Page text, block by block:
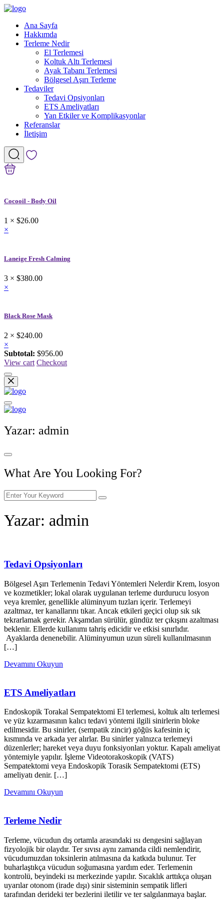
Ana Sayfa
Hakkımda
Terleme Nedir
El Terlemesi
Koltuk Altı Terlemesi
Ayak Tabanı Terlemesi
Bölgesel Aşırı Terleme
Tedaviler
Tedavi Opsiyonları
ETS Ameliyatları
Yan Etkiler ve Komplikasyonlar
Referanslar
İletişim
Cocooil - Body Oil
1 × $26.00
×
Laneige Fresh Calming
3 × $380.00
×
Black Rose Mask
2 × $240.00
×
Subtotal: $956.00
View cart Checkout
Yazar: admin
What Are You Looking For?
Yazar: admin
Tedavi Opsiyonları
Bölgesel Aşırı Terlemenin Tedavi Yöntemleri Nelerdir Krem, losyon
ve kozmetikler; lokal olarak uygulanan terleme durdurucu losyon
veya kremler, genellikle alüminyum tuzları içerir. Terlemeyi
azaltmaz, ter kanallarını tıkar. Ancak etkileri geçici olup sık sık
tekrarlamak gerekir. Akşamdan sürülür, gündüz ter çıkışını azaltması
beklenir. Ellerde kullanımı tahriş edicidir ve etkisi sınırlıdır.
Ayaklarda denenebilir. Alüminyumun uzun süreli kullanılmasının
[…]
Devamını Okuyun
ETS Ameliyatları
Endoskopik Torakal Sempatektomi El terlemesi, koltuk altı terlemesi
ve yüz kızarmasının kalıcı tedavi yöntemi ilgili sinirlerin bloke
edilmesidir. Bu sinirler, (sempatik zincir) göğüs kafesinin iç
kısmında ve arkada yer alırlar. Bu sinirler yalnızca terlemeyi
düzenlerler; hareket veya duyu fonksiyonları yoktur. Kapalı ameliyat
yöntemiyle yapılır. İşleme Videotorakoskopik (VATS)
Sempatektomi veya Endoskopik Torasik Sempatektomi (ETS)
ameliyatı denir. […]
Devamını Okuyun
Terleme Nedir
Terleme, vücudun dış ortamla arasındaki ısı dengesini sağlayan
fizyolojik bir olaydır. Ter sıvısı aynı zamanda cildi nemlendirir,
vücudumuzdan toksinlerin atılmasına da katkıda bulunur. Ter
buharlaştıkça vücudun soğumasına yardım eder. Terlemenin
kontrolü, beyindeki ısı merkezinde yapılır. Sıcaklık arttıkça oluşan
uyarılar otonom (irade dışı) sinir sisteminin sempatik lifleri
tarafından derideki ter bezlerini iletilir ve ter salgılanmaya başlar.